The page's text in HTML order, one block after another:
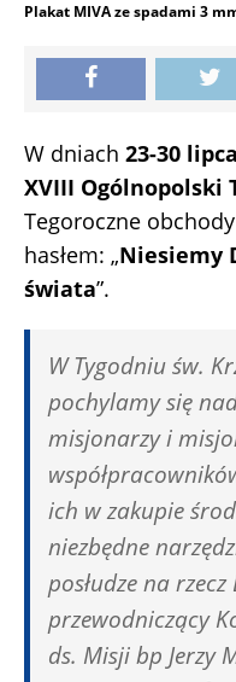
Plakat MIVA ze spadami 3
W dniach 23-30 lipca
XVIII Ogólnopolski
Tegoroczne
hasłem: „Niesiemy
świata”.
W Tygodniu św.
pochylamy się
misjonarzy i
ich w zakupie
niezbędne
posłudze na
przewodniczący
ds. Misji bp Jerzy